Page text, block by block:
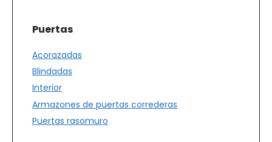
Puertas
Acorazadas
Blindadas
Interior
Armazones de puertas correderas
Puertas rasomuro